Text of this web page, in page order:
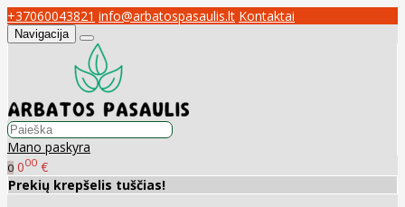
+37060043821 info@arbatospasaulis.lt Kontaktai
Navigacija
Mano paskyra
0 000 €
Prekių krepšelis tuščias!